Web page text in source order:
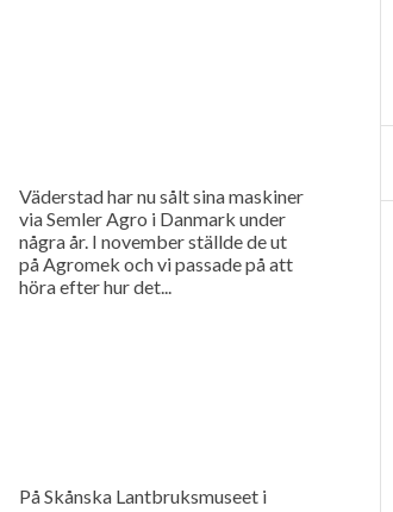
Väderstad har nu sålt sina maskiner
via Semler Agro i Danmark under
några år. I november ställde de ut
på Agromek och vi passade på att
höra efter hur det...
På Skånska Lantbruksmuseet i